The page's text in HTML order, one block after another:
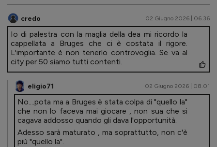
credo 02 Giugno 2026 | 06.36
Io di palestra con la maglia della dea mi ricordo la
cappellata a Bruges che ci è costata il rigore.
L'importante è non tenerlo controvoglia. Se va al
city per 50 siamo tutti contenti.
eligio71 02 Giugno 2026 | 08.01
No....pota ma a Bruges è stata colpa di "quello la"
che non lo faceva mai giocare , non sua che si
cagava addosso quando gli dava l'opportunità.
Adesso sarà maturato , ma soprattutto, non c'è
più "quello la".